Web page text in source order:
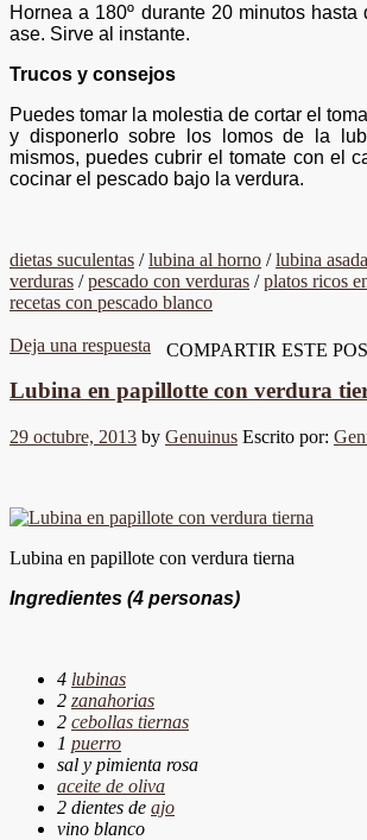
Hornea a 180º durante 20 minutos
ase. Sirve al instante.
Trucos y consejos
Puedes tomar la molestia de cortar el
y disponerlo sobre los lomos de la
mismos, puedes cubrir el tomate con el
cocinar el pescado bajo la verdura.
dietas suculentas /lubina al horno /lubina asada
verduras /pescado con verduras /platos ricos
recetas con pescado blanco
Deja una respuesta COMPARTIR ESTE
Lubina en papillotte con verdura
29 octubre, 2013 by Genuinus Escrito por:
Lubina en papillote con verdura tierna
Ingredientes (4 personas)
4 lubinas
2 zanahorias
2 cebollas tiernas
1 puerro
sal y pimienta rosa
aceite de oliva
2 dientes de ajo
vino blanco